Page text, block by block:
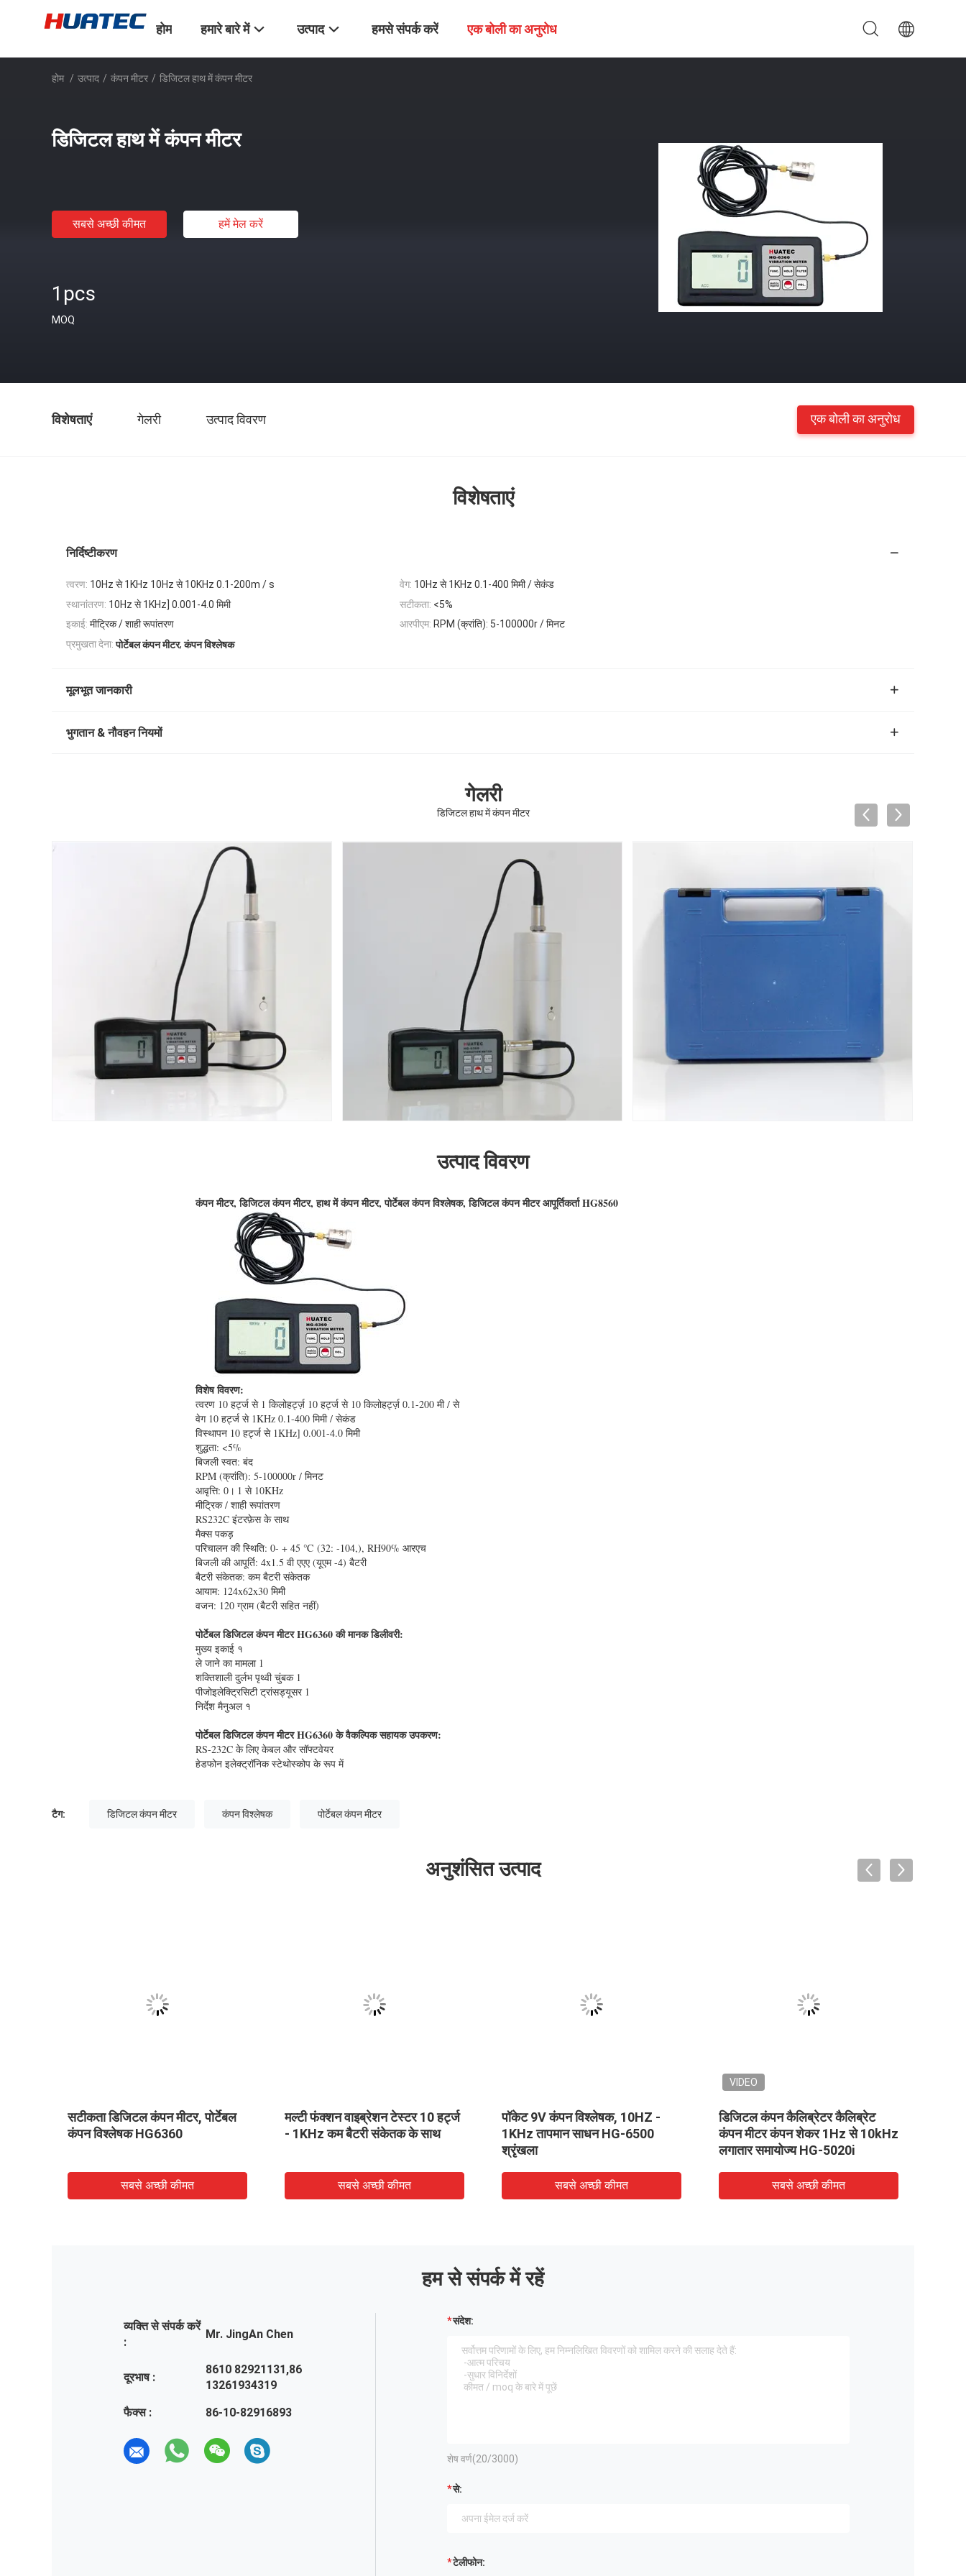
होम हमारे बारे में उत्पाद हमसे संपर्क करें एक बोली का अनुरोध
होम / उत्पाद / कंपन मीटर / डिजिटल हाथ में कंपन मीटर
डिजिटल हाथ में कंपन मीटर
सबसे अच्छी कीमत हमें मेल करें
1pcs
MOQ
विशेषताएं गेलरी उत्पाद विवरण एक बोली का अनुरोध
विशेषताएं
निर्दिष्टीकरण
त्वरण: 10Hz से 1KHz 10Hz से 10KHz 0.1-200m / s वेग: 10Hz से 1KHz 0.1-400 मिमी / सेकंड
स्थानांतरण: 10Hz से 1KHz] 0.001-4.0 मिमी सटीकता: <5%
इकाई: मीट्रिक / शाही रूपांतरण आरपीएम: RPM (क्रांति): 5-100000r / मिनट
प्रमुखता देना: पोर्टेबल कंपन मीटर,कंपन विश्लेषक
मूलभूत जानकारी
भुगतान & नौवहन नियमों
गेलरी
डिजिटल हाथ में कंपन मीटर
उत्पाद विवरण
कंपन मीटर, डिजिटल कंपन मीटर, हाथ में कंपन मीटर, पोर्टेबल कंपन विश्लेषक, डिजिटल कंपन मीटर आपूर्तिकर्ता HG8560
विशेष विवरण:
त्वरण 10 हर्ट्ज से 1 किलोहर्ट्ज़ 10 हर्ट्ज से 10 किलोहर्ट्ज़ 0.1-200 मी / से
वेग 10 हर्ट्ज से 1KHz 0.1-400 मिमी / सेकंड
विस्थापन 10 हर्ट्ज से 1KHz] 0.001-4.0 मिमी
शुद्धता: <5%
बिजली स्वत: बंद
RPM (क्रांति): 5-100000r / मिनट
आवृत्ति: 0। 1 से 10KHz
मीट्रिक / शाही रूपांतरण
RS232C इंटरफ़ेस के साथ
मैक्स पकड़
परिचालन की स्थिति: 0- + 45 ℃ (32: -104,), RH90% आरएच
बिजली की आपूर्ति: 4x1.5 वी एएए (यूएम -4) बैटरी
बैटरी संकेतक: कम बैटरी संकेतक
आयाम: 124x62x30 मिमी
वजन: 120 ग्राम (बैटरी सहित नहीं)
पोर्टेबल डिजिटल कंपन मीटर HG6360 की मानक डिलीवरी:
मुख्य इकाई १
ले जाने का मामला 1
शक्तिशाली दुर्लभ पृथ्वी चुंबक 1
पीजोइलेक्ट्रिसिटी ट्रांसड्यूसर 1
निर्देश मैनुअल १
पोर्टेबल डिजिटल कंपन मीटर HG6360 के वैकल्पिक सहायक उपकरण:
RS-232C के लिए केबल और सॉफ्टवेयर
हेडफोन इलेक्ट्रॉनिक स्टेथोस्कोप के रूप में
टैग: डिजिटल कंपन मीटर कंपन विश्लेषक पोर्टेबल कंपन मीटर
अनुशंसित उत्पाद
सटीकता डिजिटल कंपन मीटर, पोर्टेबल
कंपन विश्लेषक HG6360
सबसे अच्छी कीमत
मल्टी फंक्शन वाइब्रेशन टेस्टर 10 हर्ट्ज
- 1KHz कम बैटरी संकेतक के साथ
सबसे अच्छी कीमत
पॉकेट 9V कंपन विश्लेषक, 10HZ -
1KHz तापमान साधन HG-6500
श्रृंखला
सबसे अच्छी कीमत
VIDEO
डिजिटल कंपन कैलिब्रेटर कैलिब्रेट
कंपन मीटर कंपन शेकर 1Hz से 10kHz
लगातार समायोज्य HG-5020i
सबसे अच्छी कीमत
हम से संपर्क में रहें
व्यक्ति से संपर्क करें
:
Mr. JingAn Chen
दूरभाष :
8610 82921131,86
13261934319
फैक्स :
86-10-82916893
संदेश:
शेष वर्ण(20/3000)
से:
टेलीफोन: